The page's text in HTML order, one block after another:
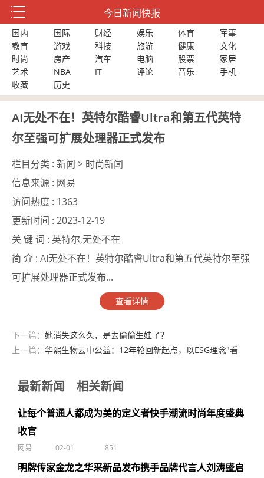
今日新闻快报
国内 国际 财经 娱乐 体育
军事
教育
游戏 科技 旅游 健康
文化
时尚
房产 汽车 电脑 股票
家居
艺术
NBA IT 评论 音乐
手机
收藏
历史
AI无处不在！英特尔酷睿Ultra和第五代英特
尔至强可扩展处理器正式发布
栏目分类 : 新闻 > 时尚新闻
信息来源 : 网易
访问热度 : 1363
更新时间 : 2023-12-19
关 键 词 : 英特尔,无处不在
简 介 : AI无处不在！英特尔酷睿Ultra和第五代英特尔至强
可扩展处理器正式发布...
查看详情
下一篇： 她消失这么久，是去偷偷生娃了？
上一篇： 华熙生物云中公益：12年轮回新起点，以ESG理念"看
最新新闻 相关新闻
让每个普通人都成为美的定义者快手潮流时尚年度盛典
收官
网易 02-01 851
明牌传家金龙之华采新品发布携手品牌代言人刘涛盛启